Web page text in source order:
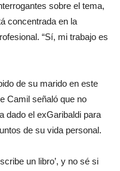
sobre el tema,
concentrada en la
“Sí, mi trabajo es
de su marido en este
Camil señaló que no
dado el exGaribaldi para
de su vida personal.
un libro’, y no sé si